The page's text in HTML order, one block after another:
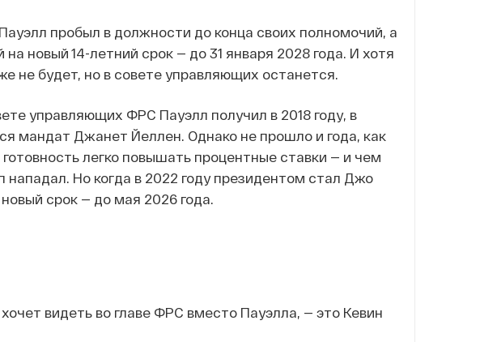
пробыл в должности до конца своих полномочий, а
новый 14-летний срок — до 31 января 2028 года. И хотя
не будет, но в совете управляющих останется.
управляющих ФРС Пауэлл получил в 2018 году, в
мандат Джанет Йеллен. Однако не прошло и года, как
легко повышать процентные ставки — и чем
Но когда в 2022 году президентом стал Джо
срок — до мая 2026 года.
хочет видеть во главе ФРС вместо Пауэлла, — это Кевин